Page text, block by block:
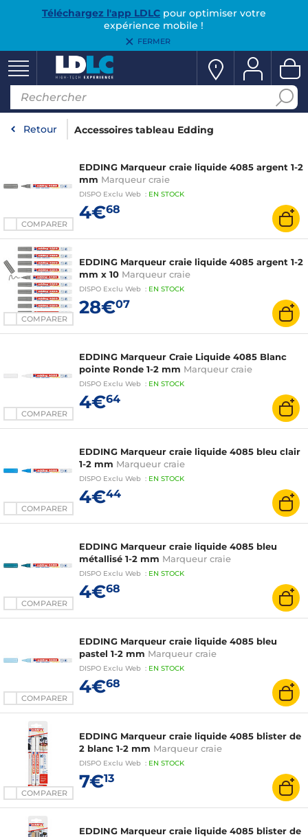
Téléchargez l'app LDLCpour optimiser votre
expérience mobile !
FERMER
Retour Accessoires tableau Edding
COMPARER
EDDING Marqueur craie liquide 4085 argent 1-2
mm Marqueur craie
DISPO Exclu Web : EN STOCK
4€68
COMPARER
EDDING Marqueur craie liquide 4085 argent 1-2
mm x 10 Marqueur craie
DISPO Exclu Web : EN STOCK
28€07
COMPARER
EDDING Marqueur Craie Liquide 4085 Blanc
pointe Ronde 1-2 mm Marqueur craie
DISPO Exclu Web : EN STOCK
4€64
COMPARER
EDDING Marqueur craie liquide 4085 bleu clair
1-2 mm Marqueur craie
DISPO Exclu Web : EN STOCK
4€44
COMPARER
EDDING Marqueur craie liquide 4085 bleu
métallisé 1-2 mm Marqueur craie
DISPO Exclu Web : EN STOCK
4€68
COMPARER
EDDING Marqueur craie liquide 4085 bleu
pastel 1-2 mm Marqueur craie
DISPO Exclu Web : EN STOCK
4€68
COMPARER
EDDING Marqueur craie liquide 4085 blister de
2 blanc 1-2 mm Marqueur craie
DISPO Exclu Web : EN STOCK
7€13
EDDING Marqueur craie liquide 4085 blister de